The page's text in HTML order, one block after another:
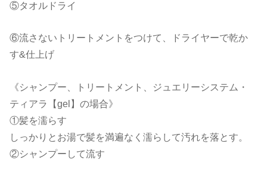
⑤タオルドライ
⑥流さないトリートメントをつけて、ドライヤーで乾か
す&仕上げ
《シャンプー、トリートメント、ジュエリーシステム・
ティアラ【gel】の場合》
①髪を濡らす
しっかりとお湯で髪を満遍なく濡らして汚れを落とす。
②シャンプーして流す